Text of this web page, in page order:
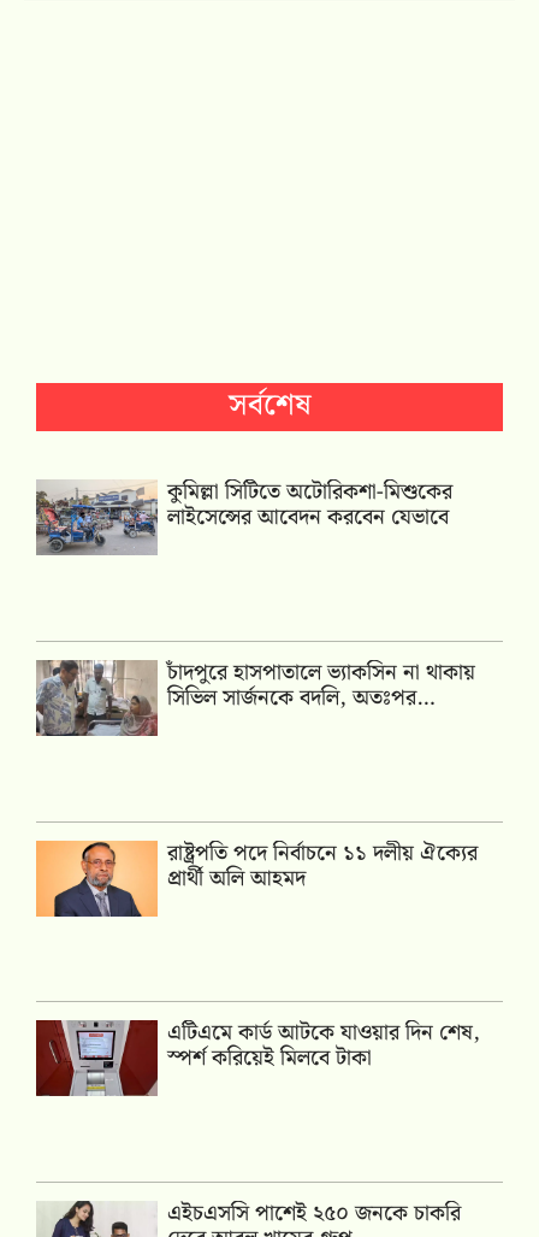
সর্বশেষ
কুমিল্লা সিটিতে অটোরিকশা-মিশুকের
লাইসেন্সের আবেদন করবেন যেভাবে
চাঁদপুরে হাসপাতালে ভ্যাকসিন না থাকায়
সিভিল সার্জনকে বদলি, অতঃপর…
রাষ্ট্রপতি পদে নির্বাচনে ১১ দলীয় ঐক্যের
প্রার্থী অলি আহমদ
এটিএমে কার্ড আটকে যাওয়ার দিন শেষ,
স্পর্শ করিয়েই মিলবে টাকা
এইচএসসি পাশেই ২৫০ জনকে চাকরি